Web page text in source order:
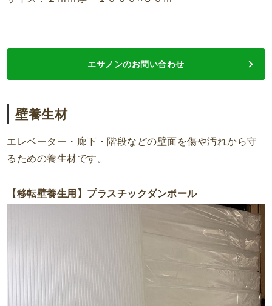
エサノンのお問い合わせ
壁養生材
エレベーター・廊下・階段などの壁面を傷や汚れから守
るための養生材です。
【移転壁養生用】プラスチックダンボール